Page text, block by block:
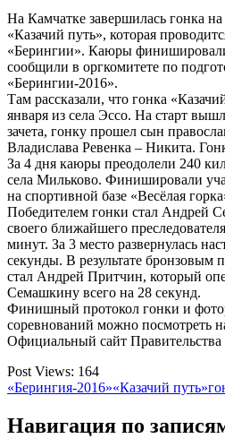
На Камчатке завершилась гонка
«Казачий путь», которая
«Берингии». Каюры
сообщили в оргкомитете по
«Берингии-2016».
Там рассказали, что гонка
января из села Эссо. На старт
зачета, гонку прошел сын
Владислава Ревенка – Никита.
За 4 дня каюры преодолели 240
села Мильково. Финишировали
на спортивной базе «Весёлая
Победителем гонки стал Андрей
своего ближайшего
минут. За 3 место развернулась
секунды. В результате бронзовым
стал Андрей Притчин, который
Семашкину всего на 28 секунд.
Финишный протокол гонки и
соревнований можно посмотреть
Официальный сайт Правительства
Post Views: 164
«Берингия-2016»«Казачий путь»
Навигация по